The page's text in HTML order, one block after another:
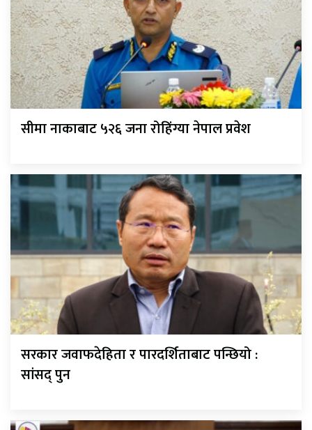
सीमा नाकाबाट ५२६ जना रोहिंग्या नेपाल प्रवेश
सरकार जवाफदेहिता र पारदर्शिताबाट पन्छियो :
सांसद् पुन